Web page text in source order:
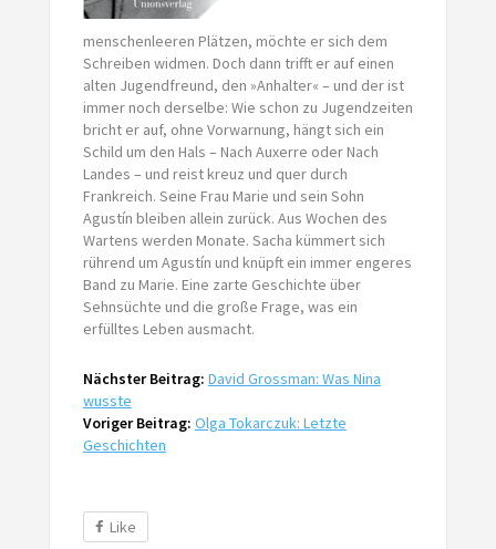
menschenleeren Plätzen, möchte er sich dem
Schreiben widmen. Doch dann trifft er auf einen
alten Jugendfreund, den »Anhalter« – und der ist
immer noch derselbe: Wie schon zu Jugendzeiten
bricht er auf, ohne Vorwarnung, hängt sich ein
Schild um den Hals – Nach Auxerre oder Nach
Landes – und reist kreuz und quer durch
Frankreich. Seine Frau Marie und sein Sohn
Agustín bleiben allein zurück. Aus Wochen des
Wartens werden Monate. Sacha kümmert sich
rührend um Agustín und knüpft ein immer engeres
Band zu Marie. Eine zarte Geschichte über
Sehnsüchte und die große Frage, was ein
erfülltes Leben ausmacht.
Nächster Beitrag: David Grossman: Was Nina
wusste
Voriger Beitrag: Olga Tokarczuk: Letzte
Geschichten
Like